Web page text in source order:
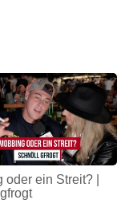
oder ein Streit? |